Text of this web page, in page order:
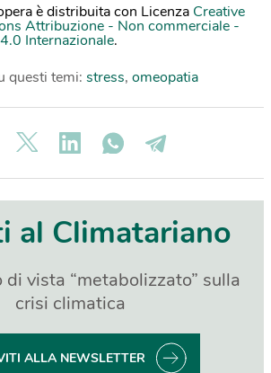
è distribuita con Licenza Creative
Attribuzione - Non commerciale -
Internazionale.
questi temi: stress, omeopatia
al Climatariano
di vista “metabolizzato” sulla
crisi climatica
ALLA NEWSLETTER